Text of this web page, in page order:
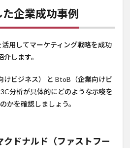
企業成功事例
用してマーケティング戦略を成功
します。
けビジネス） と BtoB（企業向けビ
分析が具体的にどのような示唆を
かを確認しましょう。
ドナルド（ファストフー